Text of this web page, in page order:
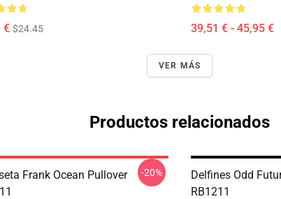
€ $24.45 39,51 € - 45,95 €
VER MÁS
Productos relacionados
Frank Ocean Pullover
-20%
Delfines Odd
RB1211